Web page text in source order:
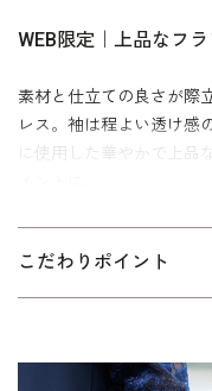
WEB限定｜上品なフ
素材と仕立ての良さが際
レス。袖は程よい透け感
に使用した華やかで上品
ボディラインを拾わない
を使用。緩やかなAライ
通して着用できる素材感
こだわりポイント